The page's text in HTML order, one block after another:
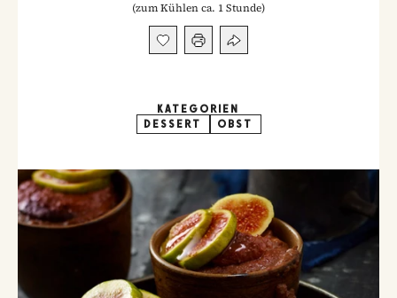
(zum Kühlen ca. 1 Stunde)
KATEGORIEN
DESSERT
OBST